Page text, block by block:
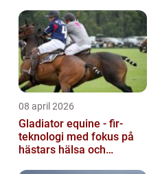
08 april 2026
Gladiator equine - fir-
teknologi med fokus på
hästars hälsa och